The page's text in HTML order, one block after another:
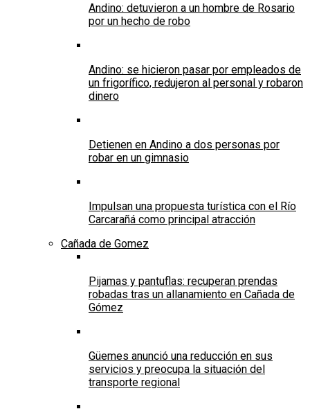
Andino: detuvieron a un hombre de Rosario
por un hecho de robo
Andino: se hicieron pasar por empleados de
un frigorífico, redujeron al personal y robaron
dinero
Detienen en Andino a dos personas por
robar en un gimnasio
Impulsan una propuesta turística con el Río
Carcarañá como principal atracción
Cañada de Gomez
Pijamas y pantuflas: recuperan prendas
robadas tras un allanamiento en Cañada de
Gómez
Güemes anunció una reducción en sus
servicios y preocupa la situación del
transporte regional